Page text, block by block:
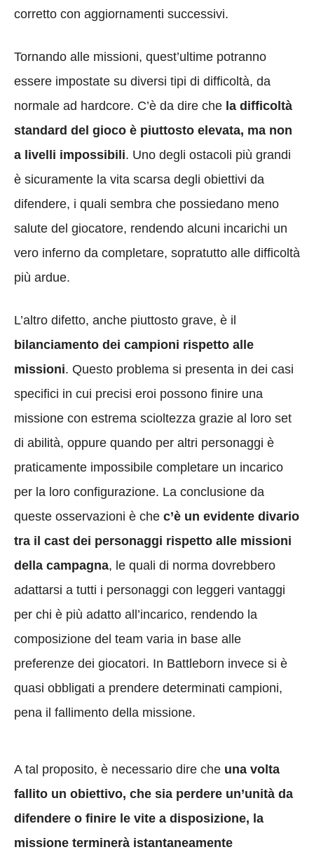
corretto con aggiornamenti successivi.
Tornando alle missioni, quest’ultime potranno
essere impostate su diversi tipi di difficoltà, da
normale ad hardcore. C’è da dire che la difficoltà
standard del gioco è piuttosto elevata, ma non
a livelli impossibili. Uno degli ostacoli più grandi
è sicuramente la vita scarsa degli obiettivi da
difendere, i quali sembra che possiedano meno
salute del giocatore, rendendo alcuni incarichi un
vero inferno da completare, sopratutto alle difficoltà
più ardue.
L’altro difetto, anche piuttosto grave, è il
bilanciamento dei campioni rispetto alle
missioni. Questo problema si presenta in dei casi
specifici in cui precisi eroi possono finire una
missione con estrema scioltezza grazie al loro set
di abilità, oppure quando per altri personaggi è
praticamente impossibile completare un incarico
per la loro configurazione. La conclusione da
queste osservazioni è che c’è un evidente divario
tra il cast dei personaggi rispetto alle missioni
della campagna, le quali di norma dovrebbero
adattarsi a tutti i personaggi con leggeri vantaggi
per chi è più adatto all’incarico, rendendo la
composizione del team varia in base alle
preferenze dei giocatori. In Battleborn invece si è
quasi obbligati a prendere determinati campioni,
pena il fallimento della missione.
A tal proposito, è necessario dire che una volta
fallito un obiettivo, che sia perdere un’unità da
difendere o finire le vite a disposizione, la
missione terminerà istantaneamente